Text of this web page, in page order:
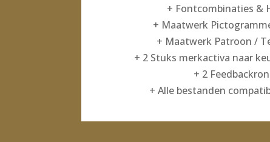
+ Fontcombinaties &
+ Maatwerk
+ Maatwerk Patroon /
+ 2 Stuks merkactiva naar
+ 2
+ Alle bestanden